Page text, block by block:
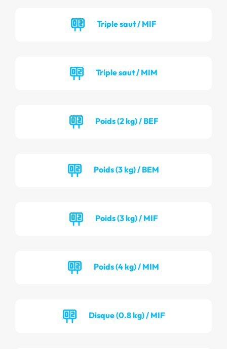
Triple saut / MIF
Triple saut / MIM
Poids (2 kg) / BEF
Poids (3 kg) / BEM
Poids (3 kg) / MIF
Poids (4 kg) / MIM
Disque (0.8 kg) / MIF